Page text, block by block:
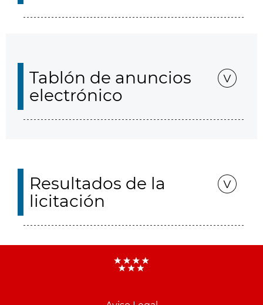
Tablón de anuncios
electrónico
Resultados de la
licitación